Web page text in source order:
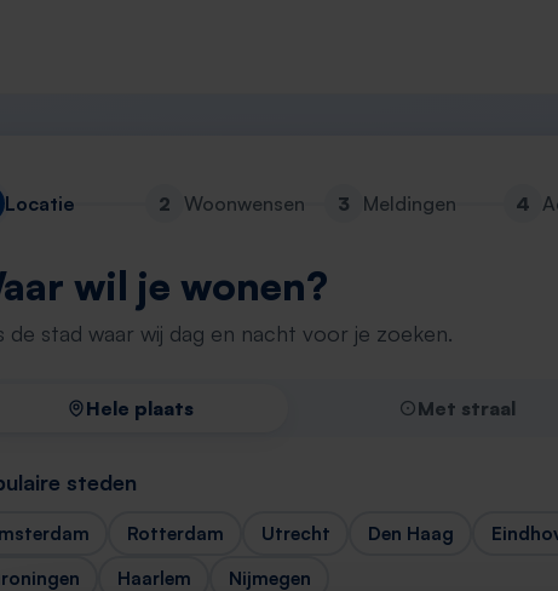
Locatie 2 Woonwensen 3 Meldingen 4
wil je wonen?
de stad waar wij dag en nacht voor je zoeken.
Hele plaats Met straal
steden
Rotterdam Utrecht Den Haag
Haarlem Nijmegen